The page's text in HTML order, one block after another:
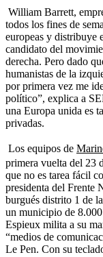
William Barrett,
todos los fines de
europeas y distribuye
candidato del
derecha. Pero dado
humanistas de la
por primera vez me
político”, explica a
una Europa unida es
privadas.
Los equipos de
primera vuelta del 23
que no es tarea fácil
presidenta del Frente
burgués distrito 1 de
un municipio de
Espieux milita a su
“medios de
Le Pen. Con su